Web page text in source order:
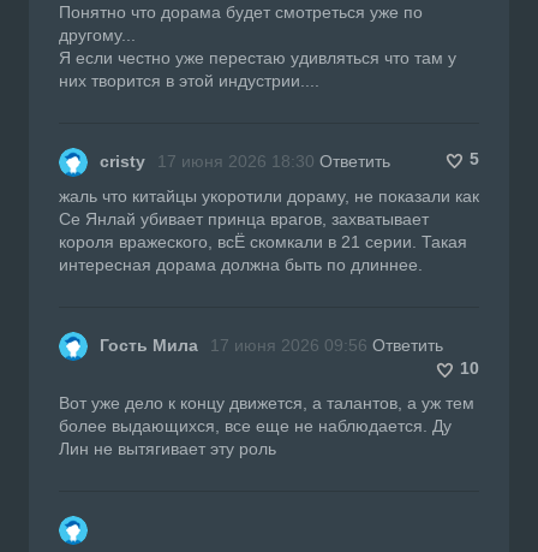
Понятно что дорама будет смотреться уже по
другому...
Я если честно уже перестаю удивляться что там у
них творится в этой индустрии....
cristy 17 июня 2026 18:30 Ответить
5
жаль что китайцы укоротили дораму, не показали как
Се Янлай убивает принца врагов, захватывает
короля вражеского, всЁ скомкали в 21 серии. Такая
интересная дорама должна быть по длиннее.
Гость Мила 17 июня 2026 09:56 Ответить
10
Вот уже дело к концу движется, а талантов, а уж тем
более выдающихся, все еще не наблюдается. Ду
Лин не вытягивает эту роль